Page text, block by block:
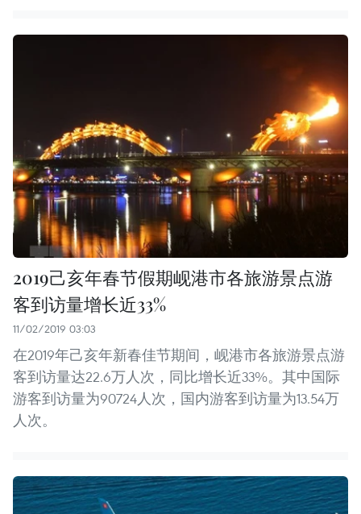
2019己亥年春节假期岘港市各旅游景点游
客到访量增长近33%
11/02/2019 03:03
在2019年己亥年新春佳节期间，岘港市各旅游景点游
客到访量达22.6万人次，同比增长近33%。其中国际
游客到访量为90724人次，国内游客到访量为13.54万
人次。